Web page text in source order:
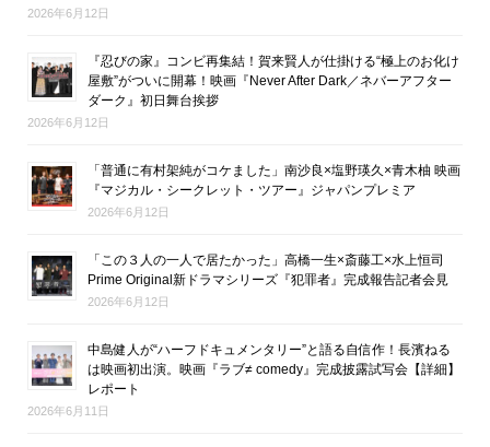
2026年6月12日
『忍びの家』コンビ再集結！賀来賢人が仕掛ける“極上のお化け
屋敷”がついに開幕！映画『Never After Dark／ネバーアフター
ダーク』初日舞台挨拶
2026年6月12日
「普通に有村架純がコケました」南沙良×塩野瑛久×青木柚 映画
『マジカル・シークレット・ツアー』ジャパンプレミア
2026年6月12日
「この３人の一人で居たかった」高橋一生×斎藤工×水上恒司
Prime Original新ドラマシリーズ『犯罪者』完成報告記者会見
2026年6月12日
中島健人が“ハーフドキュメンタリー”と語る自信作！長濱ねる
は映画初出演。映画『ラブ≠ comedy』完成披露試写会【詳細】
レポート
2026年6月11日